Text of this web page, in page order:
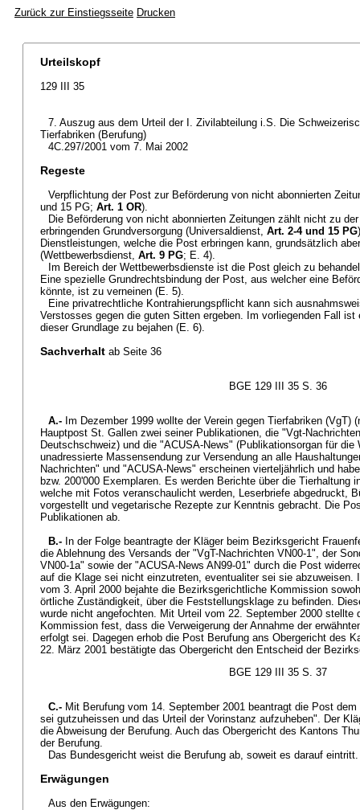
Zurück zur Einstiegsseite Drucken
Urteilskopf
129 III 35
7. Auszug aus dem Urteil der I. Zivilabteilung i.S. Die
Tierfabriken (Berufung)
4C.297/2001 vom 7. Mai 2002
Regeste
Verpflichtung der Post zur Beförderung von nicht abonnierten
und 15 PG; Art. 1 OR).
Die Beförderung von nicht abonnierten Zeitungen zählt nicht zu
erbringenden Grundversorgung (Universaldienst, Art. 2-4 und 15 PG
Dienstleistungen, welche die Post erbringen kann, grundsätzlich
(Wettbewerbsdienst, Art. 9 PG; E. 4).
Im Bereich der Wettbewerbsdienste ist die Post gleich zu
Eine spezielle Grundrechtsbindung der Post, aus welcher eine
könnte, ist zu verneinen (E. 5).
Eine privatrechtliche Kontrahierungspflicht kann sich
Verstosses gegen die guten Sitten ergeben. Im vorliegenden Fall
dieser Grundlage zu bejahen (E. 6).
Sachverhalt ab Seite 36
BGE 129 III 35 S. 36
A.- Im Dezember 1999 wollte der Verein gegen Tierfabriken (VgT)
Hauptpost St. Gallen zwei seiner Publikationen, die "Vgt-
Deutschschweiz) und die "ACUSA-News" (Publikationsorgan für die
unadressierte Massensendung zur Versendung an alle
Nachrichten" und "ACUSA-News" erscheinen vierteljährlich und
bzw. 200'000 Exemplaren. Es werden Berichte über die Tierhaltung
welche mit Fotos veranschaulicht werden, Leserbriefe abgedruckt,
vorgestellt und vegetarische Rezepte zur Kenntnis gebracht. Die
Publikationen ab.
B.- In der Folge beantragte der Kläger beim Bezirksgericht
die Ablehnung des Versands der "VgT-Nachrichten VN00-1", der
VN00-1a" sowie der "ACUSA-News AN99-01" durch die Post
auf die Klage sei nicht einzutreten, eventualiter sei sie abzuweisen.
vom 3. April 2000 bejahte die Bezirksgerichtliche Kommission
örtliche Zuständigkeit, über die Feststellungsklage zu befinden.
wurde nicht angefochten. Mit Urteil vom 22. September 2000 stellte
Kommission fest, dass die Verweigerung der Annahme der
erfolgt sei. Dagegen erhob die Post Berufung ans Obergericht des
22. März 2001 bestätigte das Obergericht den Entscheid der
BGE 129 III 35 S. 37
C.- Mit Berufung vom 14. September 2001 beantragt die Post
sei gutzuheissen und das Urteil der Vorinstanz aufzuheben". Der
die Abweisung der Berufung. Auch das Obergericht des Kantons
der Berufung.
Das Bundesgericht weist die Berufung ab, soweit es darauf eintritt.
Erwägungen
Aus den Erwägungen: